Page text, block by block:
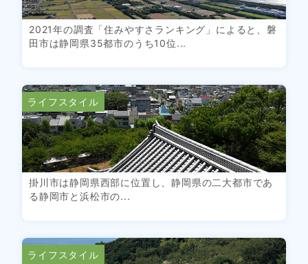
2021年の調査「住みやすさランキング」によると、磐
田市は静岡県35都市のうち10位...
ライフスタイル
掛川市は静岡県西部に位置し、静岡県の二大都市であ
る静岡市と浜松市の...
ライフスタイル